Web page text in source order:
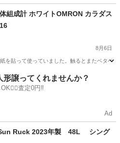
HOMETOOL
組成計 ホワイトOMRON カラダス
8月6日
を貼って使っていました。触るとまたベタベ
家電 HBF
形譲ってくれませんか？
査定0円‼️
Ad
年製 48L シング